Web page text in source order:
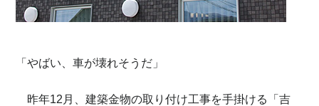
「やばい、車が壊れそうだ」
昨年12月、建築金物の取り付け工事を手掛ける「吉